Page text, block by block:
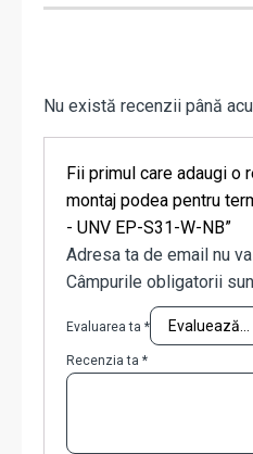
Nu există recenzii până
Fii primul care adaugi o
montaj podea pentru
- UNV EP-S31-W-NB”
Adresa ta de email nu
Câmpurile obligatorii
Evaluarea ta *
Recenzia ta *